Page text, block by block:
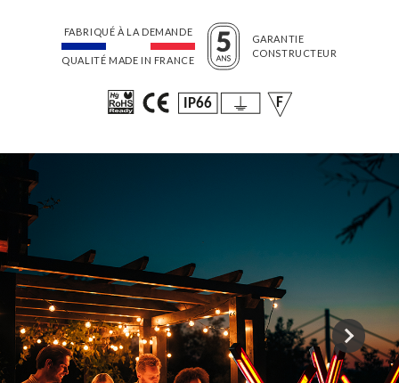
FABRIQUÉ À LA DEMANDE
QUALITÉ MADE IN FRANCE
GARANTIE
CONSTRUCTEUR